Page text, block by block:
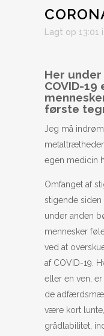
Lagt op 13:01 i
Her
COVID-
første
Jeg må
egen medicin
Omfanget af
stigende
under anden
mennesker
ved at
af COVID-19.
eller en ven,
de
være kort
grådlabilitet,